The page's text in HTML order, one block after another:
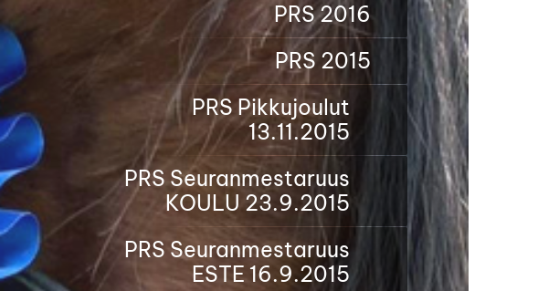
PRS 2016
PRS 2015
PRS Pikkujoulut
13.11.2015
PRS Seuranmestaruus
KOULU 23.9.2015
PRS Seuranmestaruus
ESTE 16.9.2015